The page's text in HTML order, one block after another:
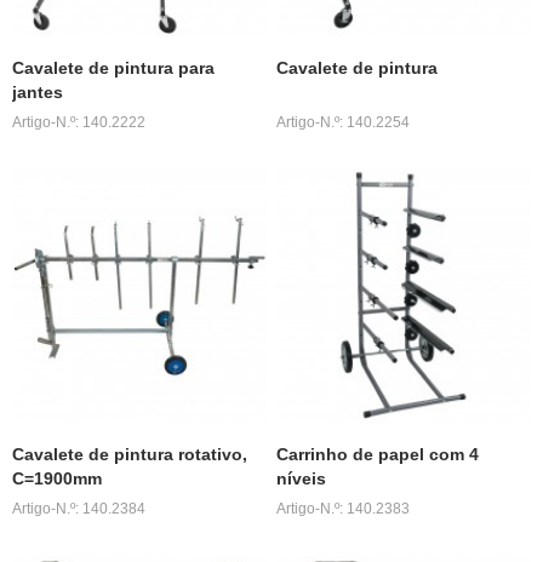
Cavalete de pintura para
jantes
Artigo-N.º: 140.2222
Cavalete de pintura
Artigo-N.º: 140.2254
Cavalete de pintura rotativo,
C=1900mm
Artigo-N.º: 140.2384
Carrinho de papel com 4
níveis
Artigo-N.º: 140.2383